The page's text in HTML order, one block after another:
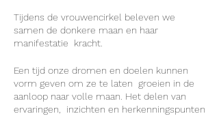
Tijdens de vrouwencirkel beleven we
samen de donkere maan en haar
manifestatie kracht.
Een tijd onze dromen en doelen kunnen
vorm geven om ze te laten groeien in de
aanloop naar volle maan. Het delen van
ervaringen, inzichten en herkenningspunten